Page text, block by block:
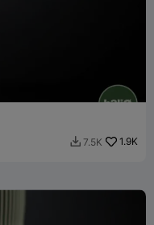
 7.5K 1.9K